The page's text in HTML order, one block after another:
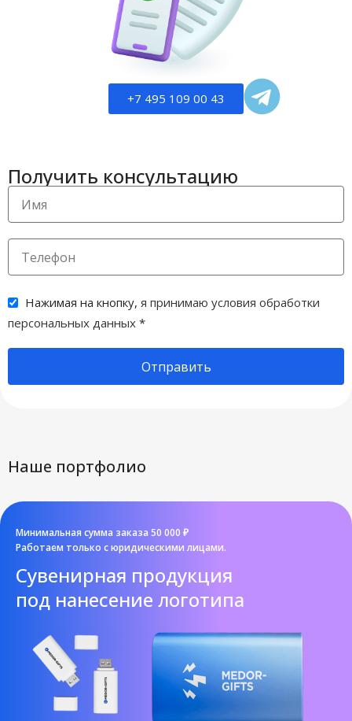
+7 495 109 00 43
Получить консультацию
Нажимая на кнопку, я принимаю условия обработки
персональных данных *
Отправить
Наше портфолио
Минимальная сумма заказа 50 000 ₽
Работаем только с юридическими лицами.
Cувенирная продукция
под нанесение логотипа